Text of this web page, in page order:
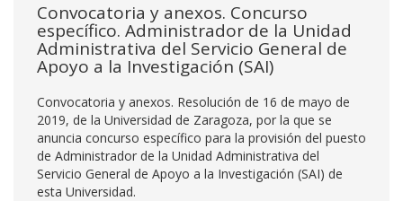
Convocatoria y anexos. Concurso
específico. Administrador de la Unidad
Administrativa del Servicio General de
Apoyo a la Investigación (SAI)
Convocatoria y anexos. Resolución de 16 de mayo de
2019, de la Universidad de Zaragoza, por la que se
anuncia concurso específico para la provisión del puesto
de Administrador de la Unidad Administrativa del
Servicio General de Apoyo a la Investigación (SAI) de
esta Universidad.